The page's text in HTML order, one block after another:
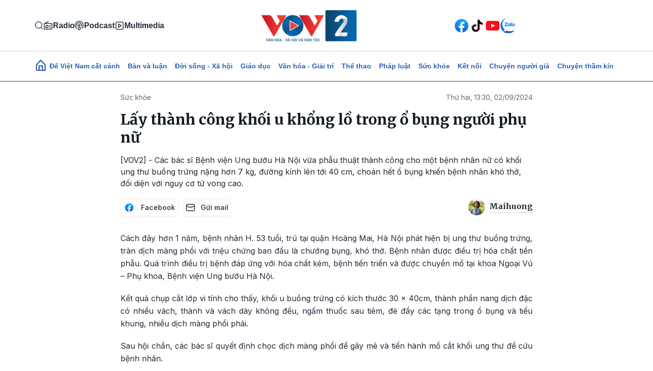
Radio Podcast Multimedia
Main navigation
Để Việt Nam cất cánh Bàn và luận Đời sống - Xã hội Giáo dục Văn hóa - Giải trí Thể thao Pháp luật Sức khỏe Kết nối Chuyện người già Chuyện thầm kín
Sức khỏe Thứ hai, 13:30, 02/09/2024
Lấy thành công khối u khổng lồ trong ổ bụng người phụ
nữ
[VOV2] - Các bác sĩ Bệnh viện Ung bướu Hà Nội vừa phẫu thuật thành công cho một bệnh nhân nữ có khối
ung thư buồng trứng nặng hơn 7 kg, đường kính lên tới 40 cm, choán hết ổ bụng khiến bệnh nhân khó thở,
đối diện với nguy cơ tử vong cao.
Facebook Gửi mail Maihuong
Cách đây hơn 1 năm, bệnh nhân H. 53 tuổi, trú tại quận Hoàng Mai, Hà Nội phát hiện bị ung thư buồng trứng,
tràn dịch màng phổi với triệu chứng ban đầu là chướng bụng, khó thở. Bệnh nhân được điều trị hóa chất tiền
phẫu. Quá trình điều trị bệnh đáp ứng với hóa chất kém, bệnh tiến triển và được chuyển mổ tại khoa Ngoại Vú
– Phụ khoa, Bệnh viện Ung bướu Hà Nội.
Kết quả chụp cắt lớp vi tính cho thấy, khối u buồng trứng có kích thước 30 x 40cm, thành phần nang dịch đặc
có nhiều vách, thành và vách dày không đều, ngấm thuốc sau tiêm, đè đẩy các tạng trong ổ bụng và tiểu
khung, nhiều dịch màng phổi phải.
Sau hội chẩn, các bác sĩ quyết định chọc dịch màng phổi để gây mê và tiến hành mổ cắt khối ung thư để cứu
bệnh nhân.